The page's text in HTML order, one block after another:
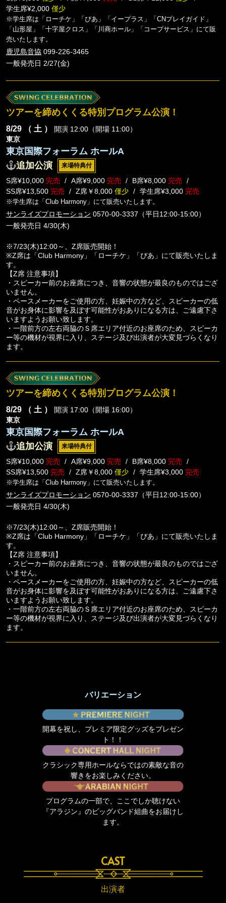
学生席¥2,000僅少
※学生席は「ローチケ」「ぴあ」「イープラス」「CNプレイガイド」
「山形屋」「十字屋クロス」「川商ホール」「コープサービス」にて販
売いたします。
鹿児島音協 099-226-3465
一般発売日 2/27(金)
ツアーを締めくくる特別プログラム公演！
8/29 （ 土 ）
開演 12:00（開場 11:00）
東京
東京国際フォーラム ホールA
追加公演
来場特典付
S席¥10,000 完売 A席¥9,000 完売 B席¥8,000 完売
SS席¥13,500 完売 Z席￥8,000僅少 学生席¥3,000 完売
※学生席は「Club Harmony」にて販売いたします。
サンライズプロモーション 0570-00-3337（平日12:00-15:00）
一般発売日 4/30(木)
※7/23(木)12:00～、Z席販売開始！
※Z席は「Club Harmony」「ローチケ」「ぴあ」にて販売いたしま
す。
【Z席 注意事項】
・スピーカー前のお座席につき、音響の状態が最良のものではござ
いません。
・ペースメーカーをご使用の方、妊娠中の方など、スピーカーの低
音がお身体に影響を及ぼす可能性がおありになる方は、ご遠慮下さ
いますようお願い致します。
・一階前方の左右両脇のＳ席エリア付近のお座席のため、スピーカ
ー等の機材が視界に入り、ステージ及び出演者が大変見づらくなり
ます。
ツアーを締めくくる特別プログラム公演！
8/29 （ 土 ）
開演 17:00（開場 16:00）
東京
東京国際フォーラム ホールA
追加公演
来場特典付
S席¥10,000 完売 A席¥9,000 完売 B席¥8,000 完売
SS席¥13,500 完売 Z席￥8,000僅少 学生席¥3,000 完売
※学生席は「Club Harmony」にて販売いたします。
サンライズプロモーション 0570-00-3337（平日12:00-15:00）
一般発売日 4/30(木)
※7/23(木)12:00～、Z席販売開始！
※Z席は「Club Harmony」「ローチケ」「ぴあ」にて販売いたしま
す。
【Z席 注意事項】
・スピーカー前のお座席につき、音響の状態が最良のものではござ
いません。
・ペースメーカーをご使用の方、妊娠中の方など、スピーカーの低
音がお身体に影響を及ぼす可能性がおありになる方は、ご遠慮下さ
いますようお願い致します。
・一階前方の左右両脇のＳ席エリア付近のお座席のため、スピーカ
ー等の機材が視界に入り、ステージ及び出演者が大変見づらくなり
ます。
バリエーション
開幕を祝し、プレミア限定グッズをプレゼン
ト！！
クラシック専用ホールならではの素敵な音の
響きをお楽しみください。
プログラムの一部で、ここでしか聴けない
『アラジン』のビッグバンド組曲をお届けし
ます。
CAST
出演者